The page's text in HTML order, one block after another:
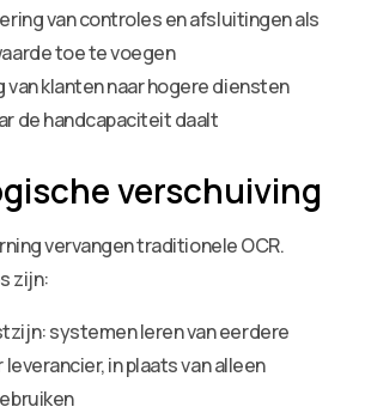
van controles en afsluitingen als
toe te voegen
van klanten naar hogere diensten
de handcapaciteit daalt
verschuiving
vervangen traditionele OCR.
zijn:
systemen leren van eerdere
in plaats van alleen